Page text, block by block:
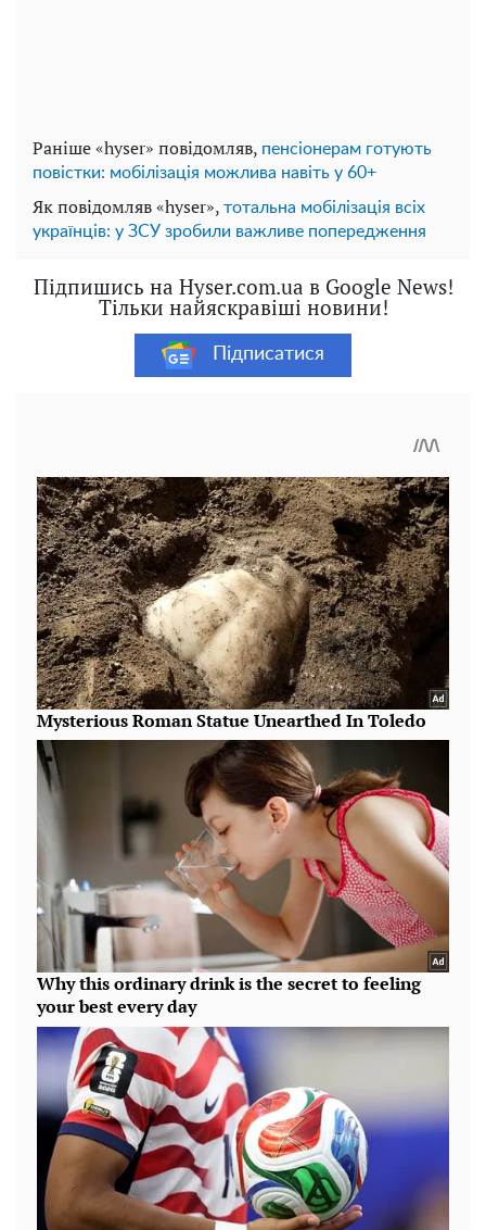
Раніше «hyser» повідомляв, пенсіонерам готують
повістки: мобілізація можлива навіть у 60+
Як повідомляв «hyser», тотальна мобілізація всіх
українців: у ЗСУ зробили важливе попередження
Підпишись на Hyser.com.ua в Google News!
Тільки найяскравіші новини!
Підписатися